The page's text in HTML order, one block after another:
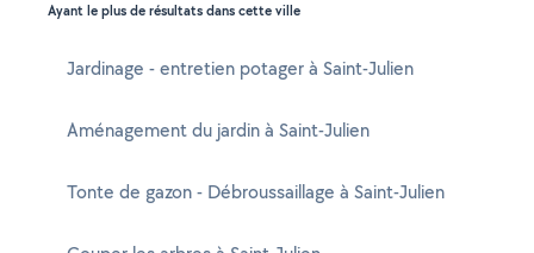
Ayant le plus de résultats dans cette ville
Jardinage - entretien potager à Saint-Julien
Aménagement du jardin à Saint-Julien
Tonte de gazon - Débroussaillage à Saint-Julien